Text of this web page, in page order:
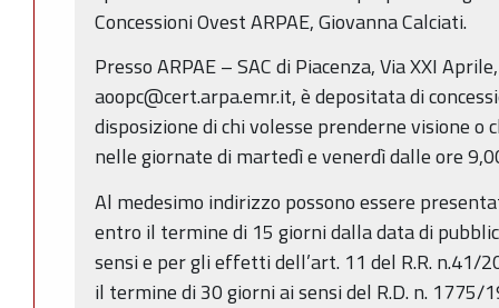
Concessioni Ovest ARPAE, Giovanna Calciati.
Presso ARPAE – SAC di Piacenza, Via XXI
aoopc@cert.arpa.emr.it, è depositata di
disposizione di chi volesse prenderne visione
nelle giornate di martedì e venerdì dalle ore
Al medesimo indirizzo possono essere
entro il termine di 15 giorni dalla data di
sensi e per gli effetti dell’art. 11 del R.R. n.41/
il termine di 30 giorni ai sensi del R.D. n. 1775/